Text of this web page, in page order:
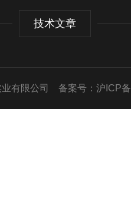
技术文章
有限公司 备案号：沪ICP